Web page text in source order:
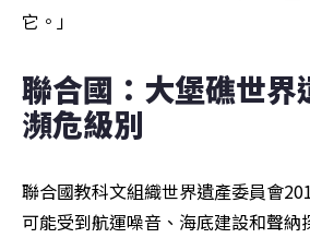
它。」
聯合國：大堡礁世界
瀕危級別
聯合國教科文組織世界遺產委員會
可能受到航運噪音、海底建設和聲納